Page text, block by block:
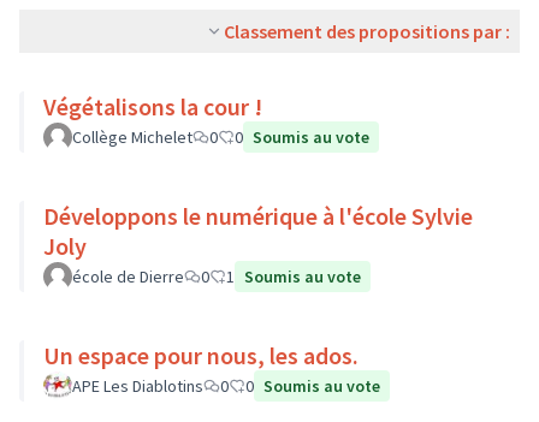
Classement des propositions par :
Végétalisons la cour !
Collège Michelet 0 0 Soumis au vote
Développons le numérique à l'école Sylvie
Joly
école de Dierre 0 1 Soumis au vote
Un espace pour nous, les ados.
APE Les Diablotins 0 0 Soumis au vote